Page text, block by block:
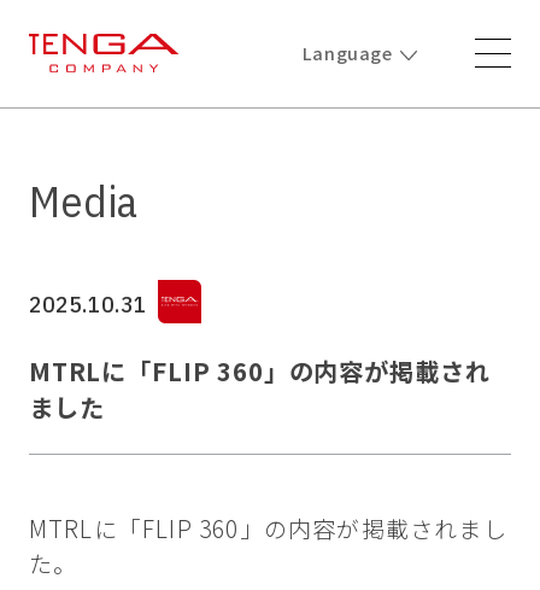
Language
Media
2025.10.31
MTRLに「FLIP 360」の内容が掲載され
ました
MTRLに「FLIP 360」の内容が掲載されまし
た。